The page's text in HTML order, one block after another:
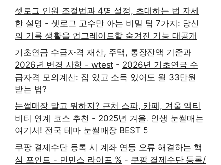
셋로그 인원 조절법과 4명 설정, 초대하는 법 자세
한 설명 - 셋로그 고수만 아는 비밀 팁 7가지: 당신
의 기록 생활을 업그레이드할 숨겨진 기능 대공개
기초연금 수급자격 재산, 주택, 통장잔액 기준과
2026년 변경 사항 - wtest - 2026년 기초연금 수
급자격 모의계산: 집 있고 소득 있어도 월 33만원
받는 법?
눈썰매장 말고 뭐하지? 근처 스파, 카페, 겨울 액티
비티 연계 코스 추천 - 2025년 겨울, 인생 눈썰매는
여기서! 전국 테마 눈썰매장 BEST 5
쿠팡 결제수단 등록 시 계좌 연동 오류 해결하는 핵
심 포인트 - 민민스 라이프 % - 쿠팡 결제수단 등록/